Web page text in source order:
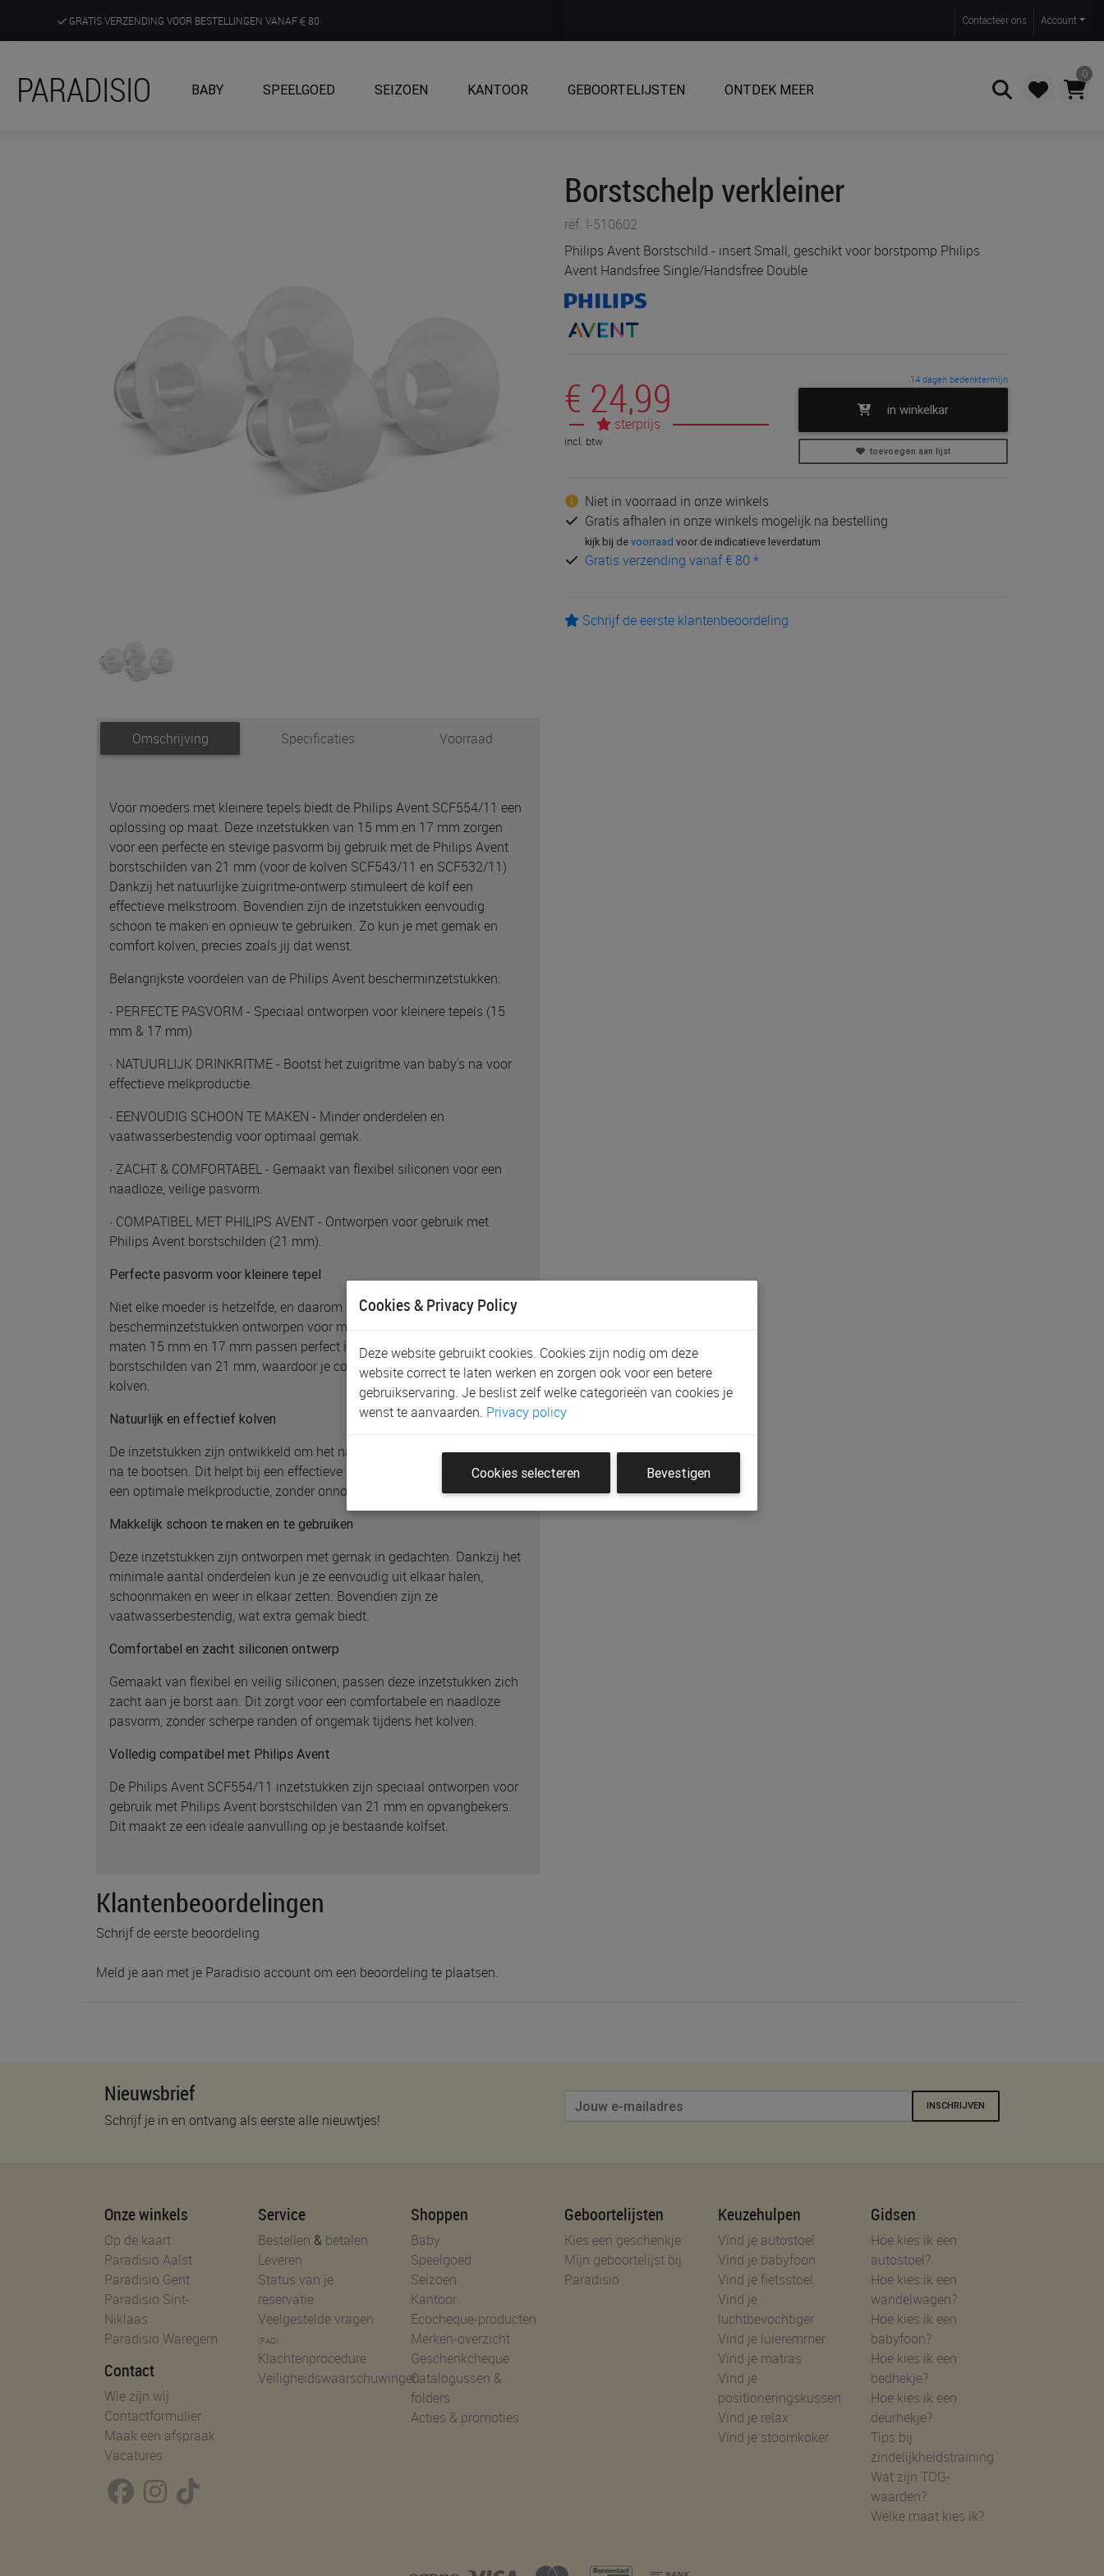
GRATIS VERZENDING VOOR BESTELLINGEN VANAF 80
ONTDEK, BELEEF EN KRIJG ADVIES IN ONZE WINKELS
Contacteer ons Account
PARADISIO BABY SPEELGOED SEIZOEN KANTOOR GEBOORTELIJSTEN ONTDEK MEER
0
Omschrijving Specificaties Voorraad
Voor moeders met kleinere tepels biedt de Philips Avent SCF554/11 een
oplossing op maat. Deze inzetstukken van 15 mm en 17 mm zorgen
voor een perfecte en stevige pasvorm bij gebruik met de Philips Avent
borstschilden van 21 mm (voor de kolven SCF543/11 en SCF532/11)
Dankzij het natuurlijke zuigritme-ontwerp stimuleert de kolf een
effectieve melkstroom. Bovendien zijn de inzetstukken eenvoudig
schoon te maken en opnieuw te gebruiken. Zo kun je met gemak en
comfort kolven, precies zoals jij dat wenst.
Belangrijkste voordelen van de Philips Avent bescherminzetstukken:
· PERFECTE PASVORM - Speciaal ontworpen voor kleinere tepels (15
mm & 17 mm)
· NATUURLIJK DRINKRITME - Bootst het zuigritme van baby's na voor
effectieve melkproductie.
· EENVOUDIG SCHOON TE MAKEN - Minder onderdelen en
vaatwasserbestendig voor optimaal gemak.
· ZACHT & COMFORTABEL - Gemaakt van flexibel siliconen voor een
naadloze, veilige pasvorm.
· COMPATIBEL MET PHILIPS AVENT - Ontworpen voor gebruik met
Philips Avent borstschilden (21 mm).
Perfecte pasvorm voor kleinere tepel
Niet elke moeder is hetzelfde, en daarom zijn deze
bescherminzetstukken ontworpen voor moeders met kleinere tepels. De
maten 15 mm en 17 mm passen perfect in de Philips Avent
borstschilden van 21 mm, waardoor je comfortabel en efficiënt kunt
kolven.
Natuurlijk en effectief kolven
De inzetstukken zijn ontwikkeld om het natuurlijke drinkritme van baby's
na te bootsen. Dit helpt bij een effectieve melkstroom en ondersteunt
een optimale melkproductie, zonder onnodige belasting van je borsten.
Makkelijk schoon te maken en te gebruiken
Deze inzetstukken zijn ontworpen met gemak in gedachten. Dankzij het
minimale aantal onderdelen kun je ze eenvoudig uit elkaar halen,
schoonmaken en weer in elkaar zetten. Bovendien zijn ze
vaatwasserbestendig, wat extra gemak biedt.
Comfortabel en zacht siliconen ontwerp
Gemaakt van flexibel en veilig siliconen, passen deze inzetstukken zich
zacht aan je borst aan. Dit zorgt voor een comfortabele en naadloze
pasvorm, zonder scherpe randen of ongemak tijdens het kolven.
Volledig compatibel met Philips Avent
De Philips Avent SCF554/11 inzetstukken zijn speciaal ontworpen voor
gebruik met Philips Avent borstschilden van 21 mm en opvangbekers.
Dit maakt ze een ideale aanvulling op je bestaande kolfset.
Borstschelp verkleiner
ref. I-510602
Philips Avent Borstschild - insert Small, geschikt voor borstpomp Philips
Avent Handsfree Single/Handsfree Double
€ 24,99
sterprijs
incl. btw
14 dagen bedenktermijn
in winkelkar
toevoegen aan lijst
Niet in voorraad in onze winkels
Gratis afhalen in onze winkels mogelijk na bestelling
kijk bij devoorraad voor de indicatieve leverdatum
Gratis verzending vanaf € 80 *
Schrijf de eerste klantenbeoordeling
Klantenbeoordelingen
Schrijf de eerste beoordeling
Meld je aan met je Paradisio account om een beoordeling te plaatsen.
Nieuwsbrief
Schrijf je in en ontvang als eerste alle nieuwtjes!
INSCHRIJVEN
Onze winkels
Op de kaart
Paradisio Aalst
Paradisio Gent
Paradisio Sint-
Niklaas
Paradisio Waregem
Contact
Wie zijn wij
Contactformulier
Maak een afspraak
Vacatures
Service
Bestellen & betalen
Leveren
Status van je
reservatie
Veelgestelde vragen
(FAQ)
Klachtenprocedure
Veiligheidswaarschuwingen
Shoppen
Baby
Speelgoed
Seizoen
Kantoor
Ecocheque-producten
Merken-overzicht
Geschenkcheque
Catalogussen &
folders
Acties & promoties
Geboortelijsten
Kies een geschenkje
Mijn geboortelijst bij
Paradisio
Keuzehulpen
Vind je autostoel
Vind je babyfoon
Vind je fietsstoel
Vind je
luchtbevochtiger
Vind je luieremmer
Vind je matras
Vind je
positioneringskussen
Vind je relax
Vind je stoomkoker
Gidsen
Hoe kies ik een
autostoel?
Hoe kies ik een
wandelwagen?
Hoe kies ik een
babyfoon?
Hoe kies ik een
bedhekje?
Hoe kies ik een
deurhekje?
Tips bij
zindelijkheidstraining
Wat zijn TOG-
waarden?
Welke maat kies ik?
Cookies & Privacy Policy
Deze website gebruikt cookies. Cookies zijn nodig om deze
website correct te laten werken en zorgen ook voor een betere
gebruikservaring. Je beslist zelf welke categorieën van cookies je
wenst te aanvaarden. Privacy policy
Cookies selecteren Bevestigen